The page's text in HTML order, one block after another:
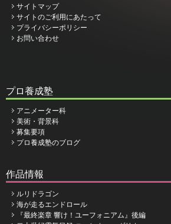
サイトマップ
サイトのご利用にあたって
プライバシーポリシー
お問い合わせ
プロ養成塾
アニメーター科
美術・背景科
募集要項
プロ養成塾のブログ
作品情報
ルリドラゴン
海が走るエンドロール
『最終楽章 響け！ユーフォニアム』後編